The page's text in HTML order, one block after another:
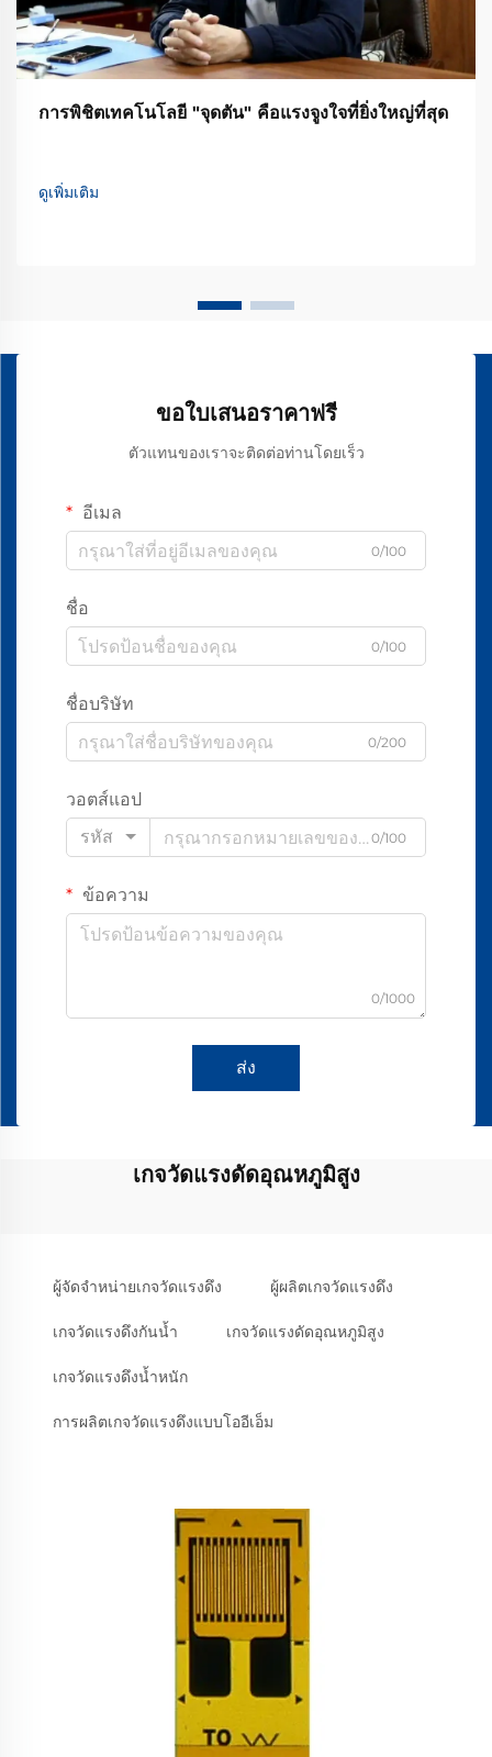
การพิชิตเทคโนโลยี "จุดตัน" คือแรงจูงใจที่ยิ่งใหญ่ที่สุด
ดูเพิ่มเติม
ขอใบเสนอราคาฟรี
ตัวแทนของเราจะติดต่อท่านโดยเร็ว
อีเมล
0/100
ชื่อ
0/100
ชื่อบริษัท
0/200
วอตส์แอป
รหัส
0/100
ข้อความ
0/1000
ส่ง
เกจวัดแรงดัดอุณหภูมิสูง
ผู้จัดจำหน่ายเกจวัดแรงดึง ผู้ผลิตเกจวัดแรงดึง
เกจวัดแรงดึงกันน้ำ เกจวัดแรงดัดอุณหภูมิสูง
เกจวัดแรงดึงน้ำหนัก
การผลิตเกจวัดแรงดึงแบบโออีเอ็ม